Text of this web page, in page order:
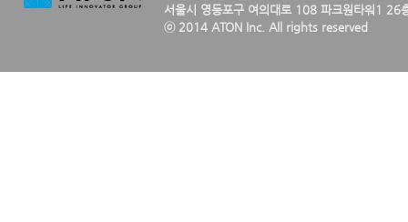
서울시 영등포구 여의대로 108 파크원타워1 26
ⓒ 2014 ATON Inc. All rights reserved